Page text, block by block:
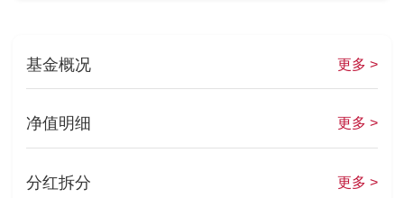
基金概况 更多 >
净值明细 更多 >
分红拆分 更多 >